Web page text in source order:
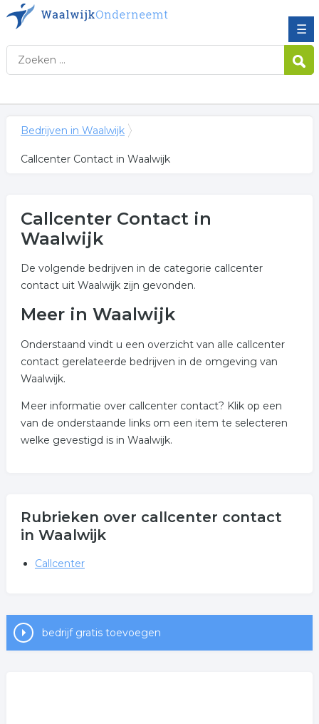
☰
Bedrijven in Waalwijk
Callcenter Contact in Waalwijk
Callcenter Contact in
Waalwijk
De volgende bedrijven in de categorie callcenter
contact uit Waalwijk zijn gevonden.
Meer in Waalwijk
Onderstaand vindt u een overzicht van alle callcenter
contact gerelateerde bedrijven in de omgeving van
Waalwijk.
Meer informatie over callcenter contact? Klik op een
van de onderstaande links om een item te selecteren
welke gevestigd is in Waalwijk.
Rubrieken over callcenter contact
in Waalwijk
Callcenter
bedrijf gratis toevoegen